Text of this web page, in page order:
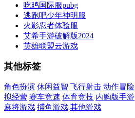
吃鸡国际服pubg
逃跑吧少年神明服
火影忍者体验服
艾希手游破解版2024
英雄联盟云游戏
其他标签
角色扮演 休闲益智 飞行射击 动作冒险
拟经营 赛车竞速 体育竞技 内购版手游
麻将游戏 捕鱼游戏 其他游戏